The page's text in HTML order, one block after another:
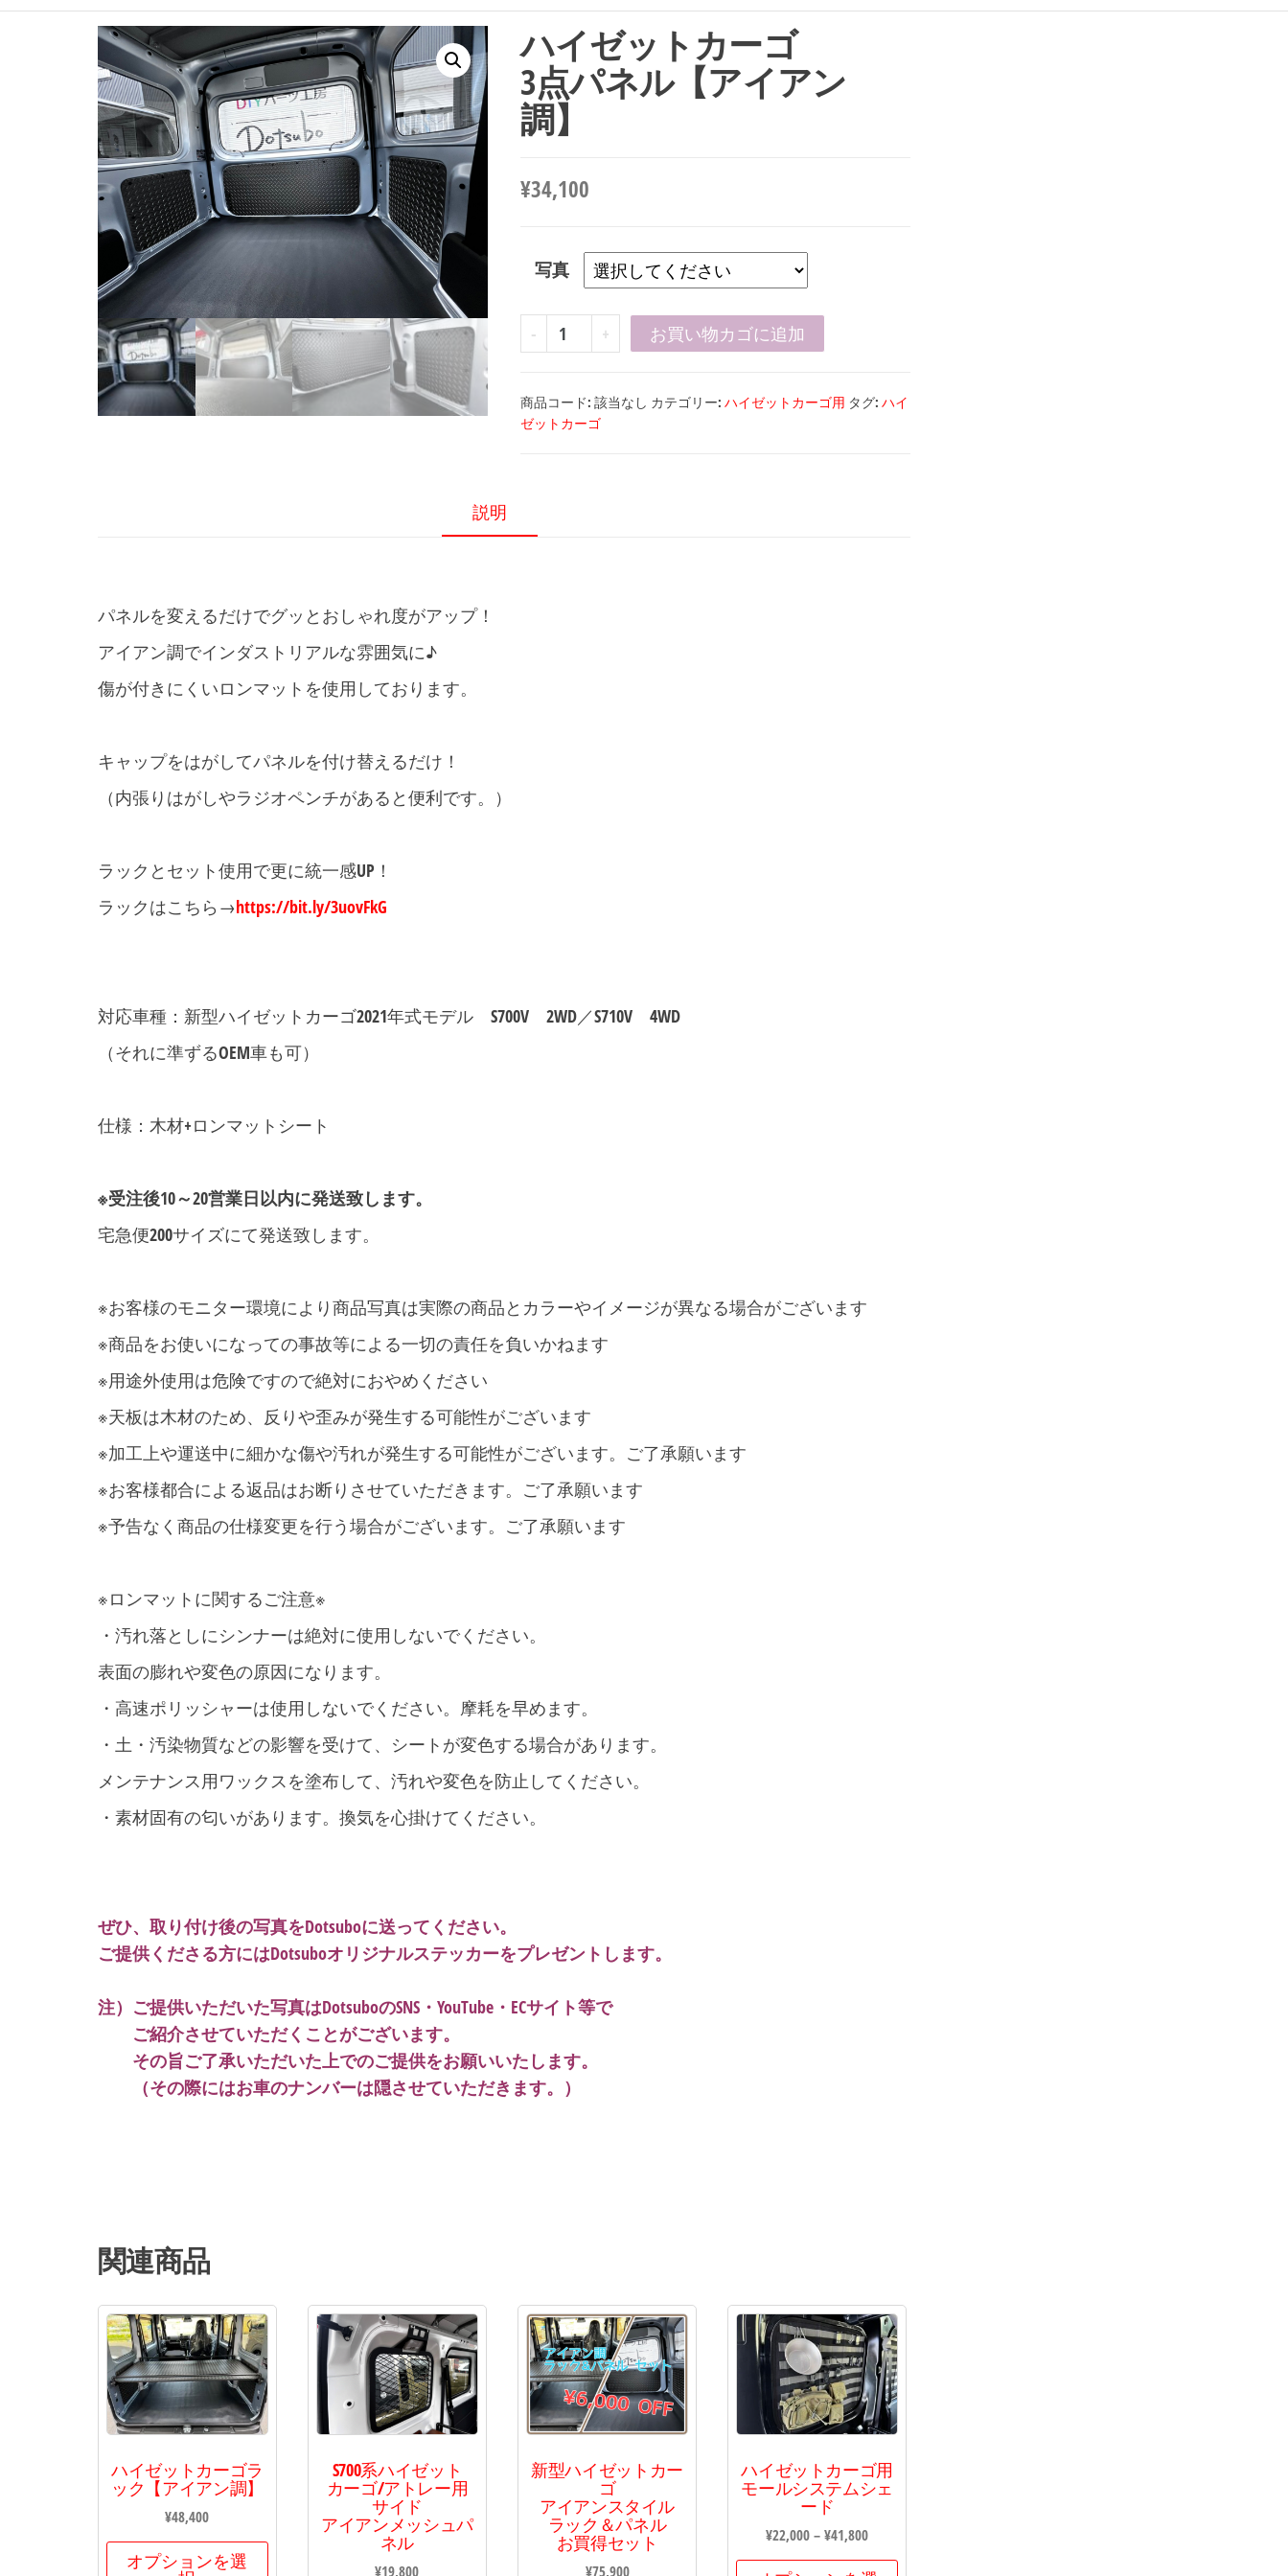
ハイゼットカーゴ
3点パネル【アイアン
調】
¥34,100
写真
-
ハ
イ
ッ
ト
+ お買い物カゴに追加
商品コード: 該当なし カテゴリー: ハイゼットカーゴ用 タグ: ハイ
ゼットカーゴ
説明
パネルを変えるだけでグッとおしゃれ度がアップ！
アイアン調でインダストリアルな雰囲気に♪
傷が付きにくいロンマットを使用しております。
キャップをはがしてパネルを付け替えるだけ！
（内張りはがしやラジオペンチがあると便利です。）
ラックとセット使用で更に統一感UP！
ラックはこちら→https://bit.ly/3uovFkG
対応車種：新型ハイゼットカーゴ2021年式モデル S700V 2WD／S710V 4WD
（それに準ずるOEM車も可）
仕様：木材+ロンマットシート
※受注後10～20営業日以内に発送致します。
宅急便200サイズにて発送致します。
※お客様のモニター環境により商品写真は実際の商品とカラーやイメージが異なる場合がございます
※商品をお使いになっての事故等による一切の責任を負いかねます
※用途外使用は危険ですので絶対におやめください
※天板は木材のため、反りや歪みが発生する可能性がございます
※加工上や運送中に細かな傷や汚れが発生する可能性がございます。ご了承願います
※お客様都合による返品はお断りさせていただきます。ご了承願います
※予告なく商品の仕様変更を行う場合がございます。ご了承願います
※ロンマットに関するご注意※
・汚れ落としにシンナーは絶対に使用しないでください。
表面の膨れや変色の原因になります。
・高速ポリッシャーは使用しないでください。摩耗を早めます。
・土・汚染物質などの影響を受けて、シートが変色する場合があります。
メンテナンス用ワックスを塗布して、汚れや変色を防止してください。
・素材固有の匂いがあります。換気を心掛けてください。
ぜひ、取り付け後の写真をDotsuboに送ってください。
ご提供くださる方にはDotsuboオリジナルステッカーをプレゼントします。
注）ご提供いただいた写真はDotsuboのSNS・YouTube・ECサイト等で
ご紹介させていただくことがございます。
その旨ご了承いただいた上でのご提供をお願いいたします。
（その際にはお車のナンバーは隠させていただきます。）
関連商品
ハイゼットカーゴラ
ック【アイアン調】
¥48,400
オプションを選
S700系ハイゼット
カーゴ/アトレー用
サイド
アイアンメッシュパ
ネル
¥19,800
新型ハイゼットカー
ゴ
アイアンスタイル
ラック＆パネル
お買得セット
¥75,900
ハイゼットカーゴ用
モールシステムシェ
ード
¥22,000–¥41,800